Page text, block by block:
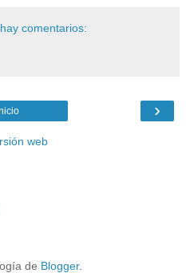
comentarios:
›
web
de Blogger.